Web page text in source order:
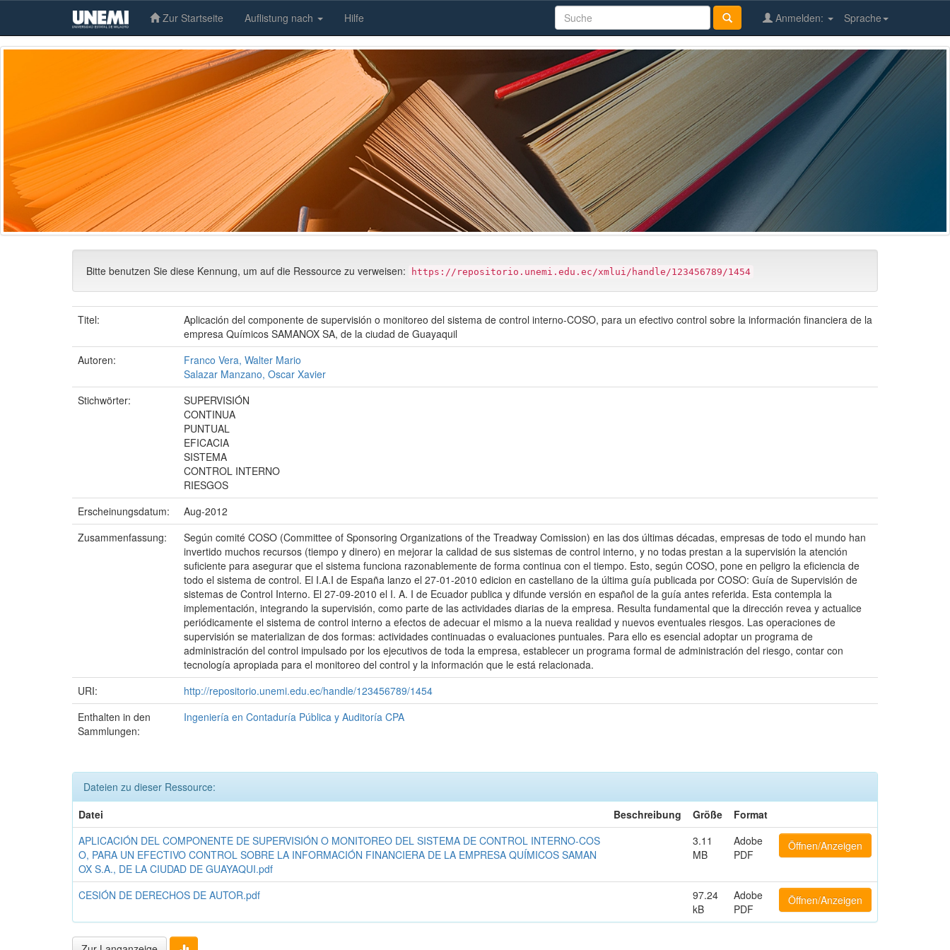
Skip
Zur Startseite Auflistung nach Hilfe Sprache
Anmelden:
Bitte benutzen Sie diese Kennung, um auf die Ressource zu verweisen: https://repositorio.unemi.edu.ec/xmlui/handle/123456789/1454
Titel:
Aplicación del componente de supervisión o monitoreo del sistema de control interno-COSO, para un efectivo control sobre la información financiera de la
empresa Químicos SAMANOX SA, de la ciudad de Guayaquil
Autoren:
Franco Vera, Walter Mario
Salazar Manzano, Oscar Xavier
Stichwörter:
SUPERVISIÓN
CONTINUA
PUNTUAL
EFICACIA
SISTEMA
CONTROL INTERNO
RIESGOS
Erscheinungsdatum:
Aug-2012
Zusammenfassung:
Según comité COSO (Committee of Sponsoring Organizations of the Treadway Comission) en las dos últimas décadas, empresas de todo el mundo han
invertido muchos recursos (tiempo y dinero) en mejorar la calidad de sus sistemas de control interno, y no todas prestan a la supervisión la atención
suficiente para asegurar que el sistema funciona razonablemente de forma continua con el tiempo. Esto, según COSO, pone en peligro la eficiencia de
todo el sistema de control. El I.A.I de España lanzo el 27-01-2010 edicion en castellano de la última guía publicada por COSO: Guía de Supervisión de
sistemas de Control Interno. El 27-09-2010 el I. A. I de Ecuador publica y difunde versión en español de la guía antes referida. Esta contempla la
implementación, integrando la supervisión, como parte de las actividades diarias de la empresa. Resulta fundamental que la dirección revea y actualice
periódicamente el sistema de control interno a efectos de adecuar el mismo a la nueva realidad y nuevos eventuales riesgos. Las operaciones de
supervisión se materializan de dos formas: actividades continuadas o evaluaciones puntuales. Para ello es esencial adoptar un programa de
administración del control impulsado por los ejecutivos de toda la empresa, establecer un programa formal de administración del riesgo, contar con
tecnología apropiada para el monitoreo del control y la información que le está relacionada.
URI:
http://repositorio.unemi.edu.ec/handle/123456789/1454
Enthalten in den
Sammlungen:
Ingeniería en Contaduría Pública y Auditoría CPA
Dateien zu dieser Ressource:
Datei
Beschreibung Größe
Format
APLICACIÓN DEL COMPONENTE DE SUPERVISIÓN O MONITOREO DEL SISTEMA DE CONTROL INTERNO-COS
O, PARA UN EFECTIVO CONTROL SOBRE LA INFORMACIÓN FINANCIERA DE LA EMPRESA QUÍMICOS SAMAN
OX S.A., DE LA CIUDAD DE GUAYAQUI.pdf
3.11
MB
Adobe
PDF
Öffnen/Anzeigen
CESIÓN DE DERECHOS DE AUTOR.pdf
97.24
kB
Adobe
PDF
Öffnen/Anzeigen